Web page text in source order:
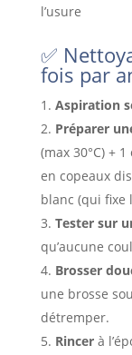
l’usure
✅
fois par
Aspiration
Préparer
(max 30°C) +
en copeaux
blanc (qui fixe
Tester sur
qu’aucune
Brosser
une brosse
détremper.
Rincerà